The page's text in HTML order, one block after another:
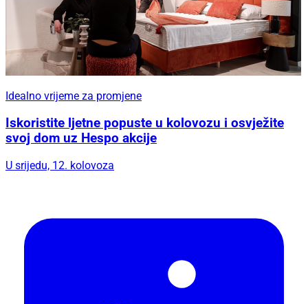
Idealno vrijeme za promjene
Iskoristite ljetne popuste u kolovozu i osvježite
svoj dom uz Hespo akcije
U srijedu, 12. kolovoza